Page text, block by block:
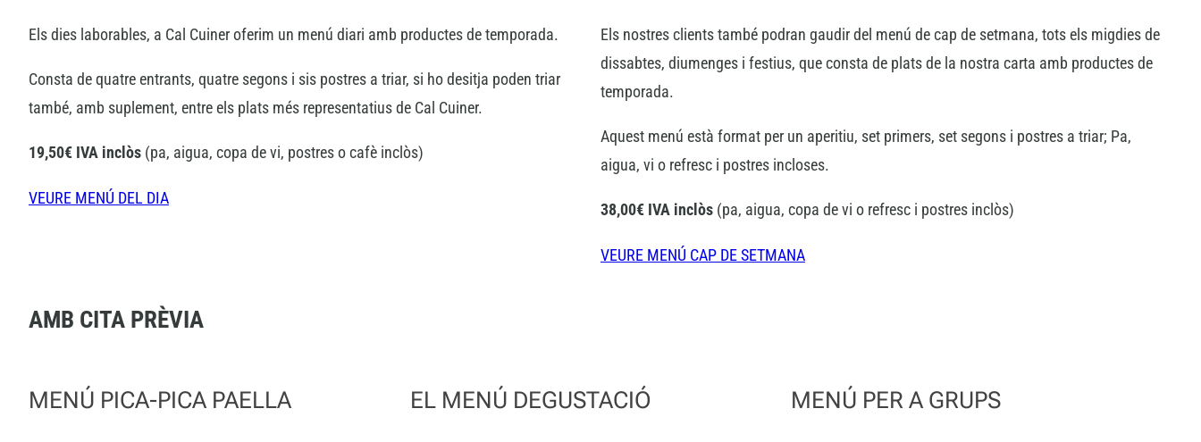
Els dies laborables, a Cal Cuiner oferim un menú diari amb productes de temporada.
Consta de quatre entrants, quatre segons i sis postres a triar, si ho desitja poden triar
també, amb suplement, entre els plats més representatius de Cal Cuiner.
19,50€ IVA inclòs (pa, aigua, copa de vi, postres o cafè inclòs)
VEURE MENÚ DEL DIA
Els nostres clients també podran gaudir del menú de cap de setmana, tots els migdies de
dissabtes, diumenges i festius, que consta de plats de la nostra carta amb productes de
temporada.
Aquest menú està format per un aperitiu, set primers, set segons i postres a triar; Pa,
aigua, vi o refresc i postres incloses.
38,00€ IVA inclòs (pa, aigua, copa de vi o refresc i postres inclòs)
VEURE MENÚ CAP DE SETMANA
AMB CITA PRÈVIA
MENÚ PICA-PICA PAELLA EL MENÚ DEGUSTACIÓ MENÚ PER A GRUPS